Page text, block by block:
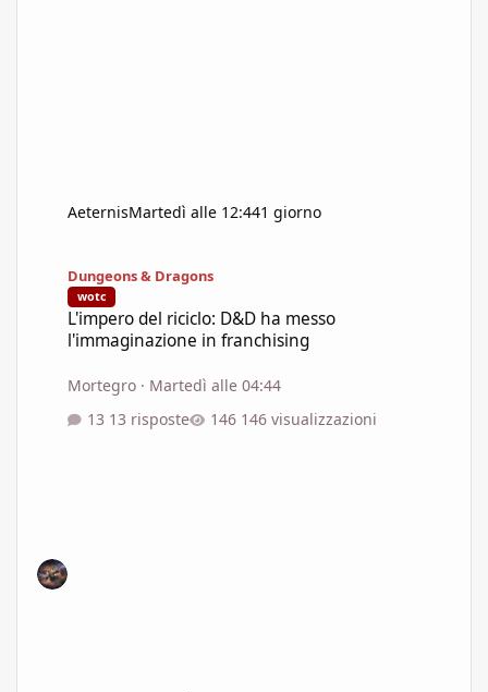
AeternisMartedì alle 12:441 giorno
Dungeons & Dragons
wotc
L'impero del riciclo: D&D ha messo
l'immaginazione in franchising
Mortegro · Martedì alle 04:44
13 risposte
146 visualizzazioni